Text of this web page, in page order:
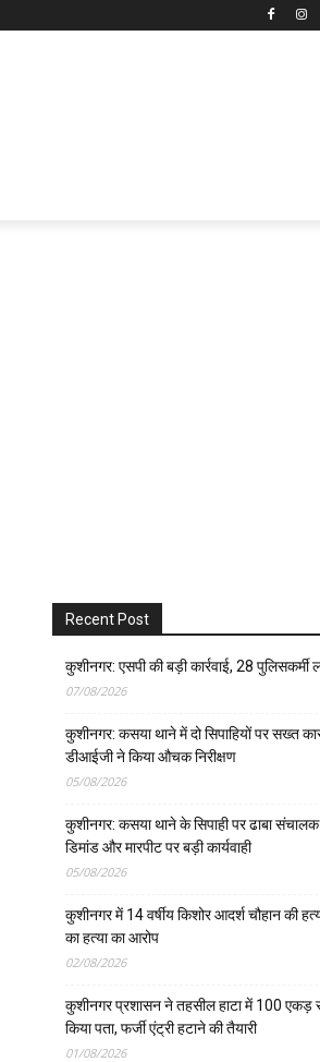
Recent Post
कुशीनगर: एसपी की बड़ी कार्रवाई, 28 पुलिसकर्मी
07/08/2026
कुशीनगर: कसया थाने में दो सिपाहियों पर सख्त
डीआईजी ने किया औचक निरीक्षण
05/08/2026
कुशीनगर: कसया थाने के सिपाही पर ढाबा
डिमांड और मारपीट पर बड़ी कार्यवाही
05/08/2026
कुशीनगर में 14 वर्षीय किशोर आदर्श चौहान की
का हत्या का आरोप
02/08/2026
कुशीनगर प्रशासन ने तहसील हाटा में 100 एकड़
किया पता, फर्जी एंट्री हटाने की तैयारी
01/08/2026